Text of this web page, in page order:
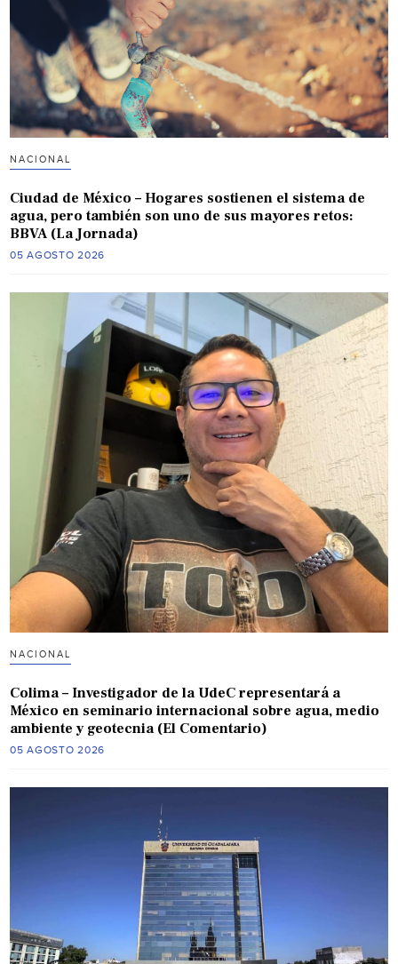
NACIONAL
Ciudad de México – Hogares sostienen el sistema de
agua, pero también son uno de sus mayores retos:
BBVA (La Jornada)
05 AGOSTO 2026
NACIONAL
Colima – Investigador de la UdeC representará a
México en seminario internacional sobre agua, medio
ambiente y geotecnia (El Comentario)
05 AGOSTO 2026